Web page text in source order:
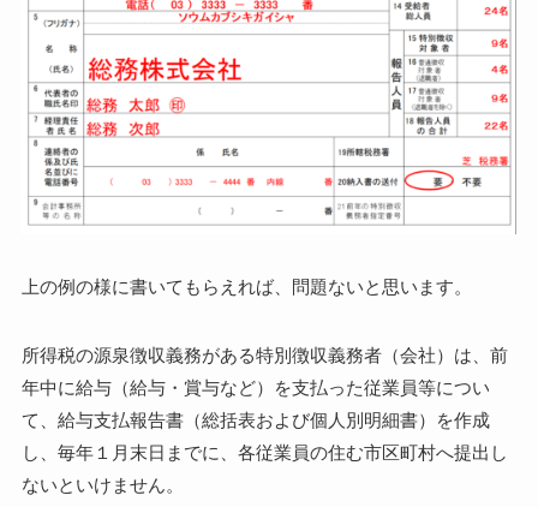
上の例の様に書いてもらえれば、問題ないと思います。
所得税の源泉徴収義務がある特別徴収義務者（会社）は、前
年中に給与（給与・賞与など）を支払った従業員等につい
て、給与支払報告書（総括表および個人別明細書）を作成
し、毎年１月末日までに、各従業員の住む市区町村へ提出し
ないといけません。